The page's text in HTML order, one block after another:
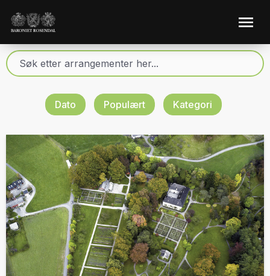
Dato Populært Kategori